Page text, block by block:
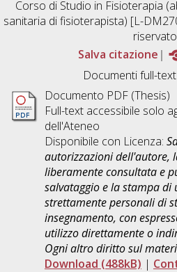
Corso di Studio in Fisioterapia
sanitaria di fisioterapista) [L-
Salva citazione
Documenti full-
Documento PDF (Thesis)
Full-text accessibile solo
dell'Ateneo
Disponibile con Licenza:
autorizzazioni dell'autore,
liberamente consultata e
salvataggio e la stampa di
strettamente personali di
insegnamento, con
utilizzo direttamente o
Ogni altro diritto sul
Download (488kB) |